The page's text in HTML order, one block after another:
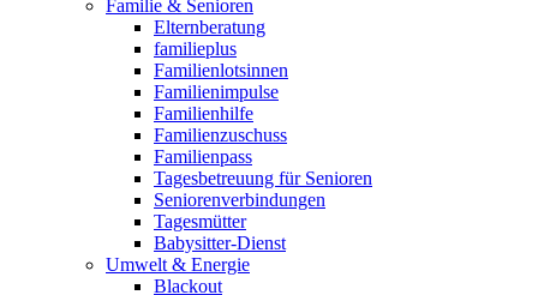
Familie & Senioren
Elternberatung
familieplus
Familienlotsinnen
Familienimpulse
Familienhilfe
Familienzuschuss
Familienpass
Tagesbetreuung für Senioren
Seniorenverbindungen
Tagesmütter
Babysitter-Dienst
Umwelt & Energie
Blackout